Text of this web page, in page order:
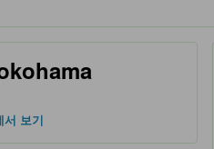
공한 성급입니다.
서 보기